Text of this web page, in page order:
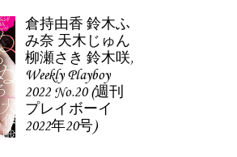
倉持由香 鈴木ふ
み奈 天木じゅん
柳瀬さき 鈴木咲,
Weekly Playboy
2022 No.20 (週刊
プレイボーイ
2022年20号)